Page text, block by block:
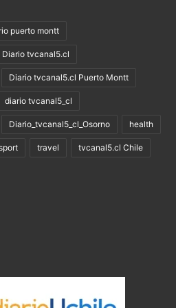
puerto montt
Diario tvcanal5.cl
Diario tvcanal5.cl Puerto Montt
diario tvcanal5_cl
Diario_tvcanal5_cl_Osorno health
travel tvcanal5.cl Chile